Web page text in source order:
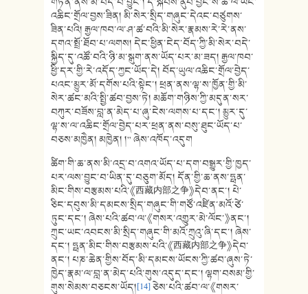
འཆིང་གྲོལ་བྱས་ཟིན། མི་སེར་སྲིད་གཞུང་དེའང་བཙུགས་
ཟིན་པའི། རྒྱལ་ཁབ་ལ་ཤ་ཚ་བའི་མི་སེར་རྣམས་རེ་རེ་ནས་
དགའ་སྤྲོ་ཐོབ་པ་ལགས། དེང་ཕྱིན་ངེད་བོད་ཀྱི་མི་སེར་བདེ་
སྐྱིད་དུ་འཚོ་བའི་ཉི་མ་སྒུག་ནས་ཡོད་པར་མ་ཟད། རྒྱལ་ཁབ་
ཕྱི་དར་གྱི་རེ་འདོད་ཀྱང་ཡོད་དེ། བོད་ཡུལ་འཆིང་གྲོལ་བྱེད་
པའང་མྱུར་མོ་དགོས་པའི་སྟེང་། ཕྲན་ནས་ལྷ་ས་ཁྱོན་གྱི་མི་
སེར་ཚང་མའི་སྤྱི་ཚབ་བྱས་ཏེ། མཆོག་གཉིས་ཀྱི་མདུན་སར་
བཀུར་བཟོས་བླ་ན་མེད་པ་ཞུ་ངེས་ལགས་པ་དང་། མྱུར་དུ་
ལྷ་ས་ལ་འཆིང་གྲོལ་བྱེད་པར་ཕྲན་ནས་བསུ་ཐུང་ཡོད་པ་
བཅས་མཁྱཻན། མཁྱེན། །” ཞེས་འཁོད་འདུག
ཚིག་གི་ཆ་ནས་མི་འདྲ་བ་འགའ་ཡོད་པ་དག་བསྒྱུར་གྱི་ཁྱད་
པར་ལས་བྱུང་བ་ཡིན་དུ་བཅུག་མོད། དོན་གྱི་ཆ་ནས་ཧྥན་
མིང་གིས་བརྩམས་པའི་《西藏内部之争》དེབ་ནང་། པེ་
ཅིང་དབུས་མི་དམངས་སྲིད་གཞུང་གི་གཙོ་འཛིན་མའོ་ཙེ་
ཏུང་དང་། ཞེས་པའི་ཚབ་ལ་《གསར་འགྱུར་མེ་ལོང་》ནང་།
ཀྲུང་ཡང་འབངས་མི་སྲིད་གཞུང་གི་མའོ་ཀྲུའུ་ཞི་དང་། ཞེས་
དང་། ཧྥན་མིང་གིས་བརྩམས་པའི་《西藏内部之争》དེབ་
ནང་། པཎ་ཆེན་གྱིས་བོད་མི་དམངས་ཡོངས་ཀྱི་ཚབ་ཞུས་ཏེ་
ཁྱེད་རྣམ་ལ་བླ་ན་མེད་པའི་གུས་འདུད་དང་། ལྷག་བསམ་གྱི་
གུས་སེམས་བཅངས་ཡོད།[14]ཅེས་པའི་ཚབ་ལ་《གསར་